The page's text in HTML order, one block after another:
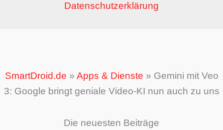
Datenschutzerklärung
SmartDroid.de » Apps & Dienste » Gemini mit Veo
3: Google bringt geniale Video-KI nun auch zu uns
Die neuesten Beiträge